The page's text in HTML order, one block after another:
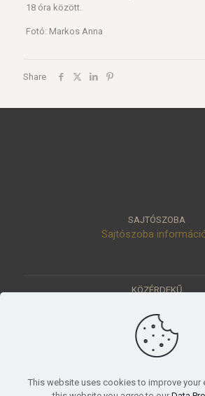
18 óra között.
Fotó: Markos Anna
Share
SAJTÓSZOBA
Sajtószoba
KÖZÉRDEKŰ
Értéktár
Pályázatok
Tudományos beszámoló,
This website uses cookies to improve your